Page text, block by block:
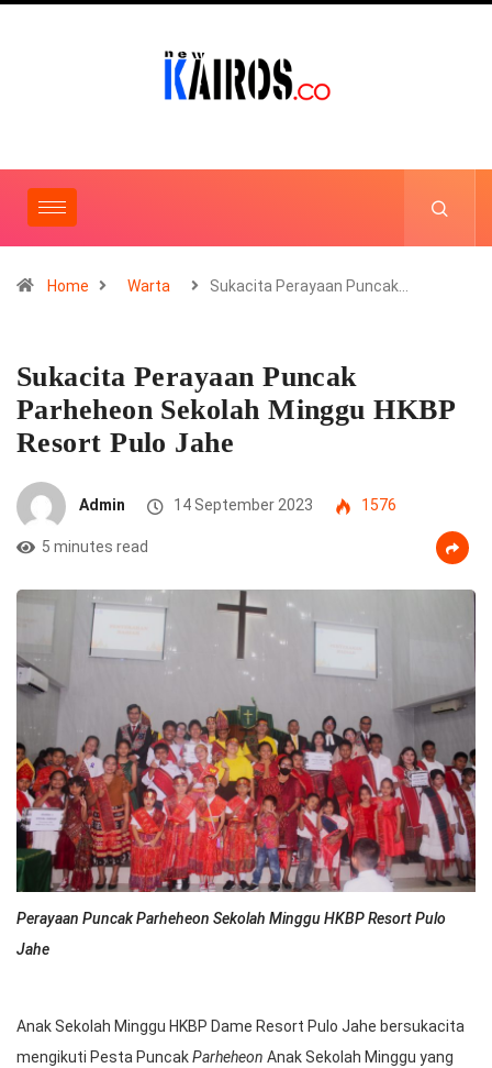
Home Warta Sukacita Perayaan Puncak…
Sukacita Perayaan Puncak
Parheheon Sekolah Minggu HKBP
Resort Pulo Jahe
Admin 14 September 2023 1576
5 minutes read
Perayaan Puncak Parheheon Sekolah Minggu HKBP Resort Pulo
Jahe
Anak Sekolah Minggu HKBP Dame Resort Pulo Jahe bersukacita
mengikuti Pesta PuncakParheheon Anak Sekolah Minggu yang